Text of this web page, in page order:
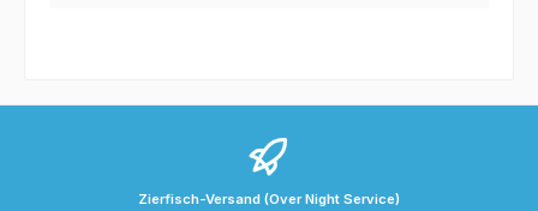
Zierfisch-Versand (Over Night Service)